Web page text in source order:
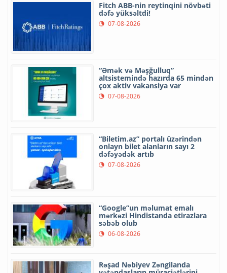
Fitch ABB-nin reytinqini növbəti
dəfə yüksəltdi!
07-08-2026
“Əmək və Məşğulluq”
altsistemində hazırda 65 mindən
çox aktiv vakansiya var
07-08-2026
“Biletim.az” portalı üzərindən
onlayn bilet alanların sayı 2
dəfəyədək artıb
07-08-2026
“Google”un məlumat emalı
mərkəzi Hindistanda etirazlara
səbəb olub
06-08-2026
Rəşad Nəbiyev Zəngilanda